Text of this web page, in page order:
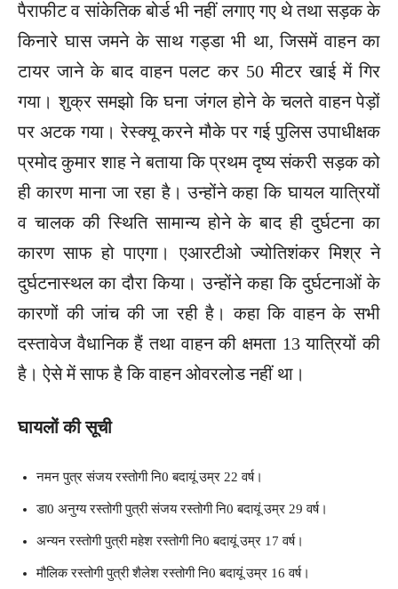
पैराफीट व सांकेतिक बोर्ड भी नहीं लगाए गए थे तथा सड़क के
किनारे घास जमने के साथ गड्डा भी था, जिसमें वाहन का
टायर जाने के बाद वाहन पलट कर 50 मीटर खाई में गिर
गया। शुक्र समझो कि घना जंगल होने के चलते वाहन पेड़ों
पर अटक गया। रेस्क्यू करने मौके पर गई पुलिस उपाधीक्षक
प्रमोद कुमार शाह ने बताया कि प्रथम दृष्य संकरी सड़क को
ही कारण माना जा रहा है। उन्होंने कहा कि घायल यात्रियों
व चालक की स्थिति सामान्य होने के बाद ही दुर्घटना का
कारण साफ हो पाएगा। एआरटीओ ज्योतिशंकर मिश्र ने
दुर्घटनास्थल का दौरा किया। उन्होंने कहा कि दुर्घटनाओं के
कारणों की जांच की जा रही है। कहा कि वाहन के सभी
दस्तावेज वैधानिक हैं तथा वाहन की क्षमता 13 यात्रियों की
है। ऐसे में साफ है कि वाहन ओवरलोड नहीं था।
घायलों की सूची
नमन पुत्र संजय रस्तोगी नि0 बदायूं उम्र 22 वर्ष।
डा0 अनुग्य रस्तोगी पुत्री संजय रस्तोगी नि0 बदायूं उम्र 29 वर्ष।
अन्यन रस्तोगी पुत्री महेश रस्तोगी नि0 बदायूं उम्र 17 वर्ष।
मौलिक रस्तोगी पुत्री शैलेश रस्तोगी नि0 बदायूं उम्र 16 वर्ष।